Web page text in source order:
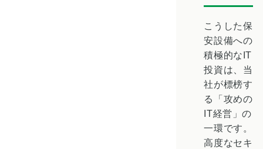
こうした保
安設備への
積極的なIT
投資は、当
社が標榜す
る「攻めの
IT経営」の
一環です。
高度なセキ